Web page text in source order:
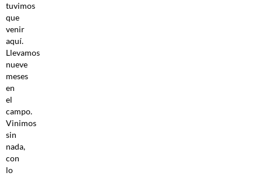
tuvimos
que
venir
aquí.
Llevamos
nueve
meses
en
el
campo.
Vinimos
sin
nada,
con
lo